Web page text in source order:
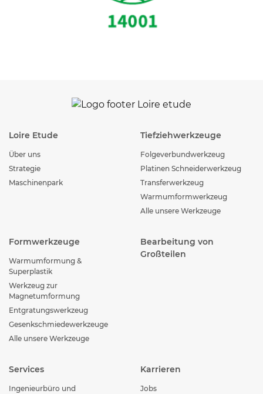
Loire Etude
Über uns
Strategie
Maschinenpark
Tiefziehwerkzeuge
Folgeverbundwerkzeug
Platinen Schneiderwerkzeug
Transferwerkzeug
Warmumformwerkzeug
Alle unsere Werkzeuge
Formwerkzeuge
Warmumformung &
Superplastik
Werkzeug zur
Magnetumformung
Entgratungswerkzeug
Gesenkschmiedewerkzeuge
Alle unsere Werkzeuge
Bearbeitung von
Großteilen
Services
Ingenieurbüro und
Karrieren
Jobs